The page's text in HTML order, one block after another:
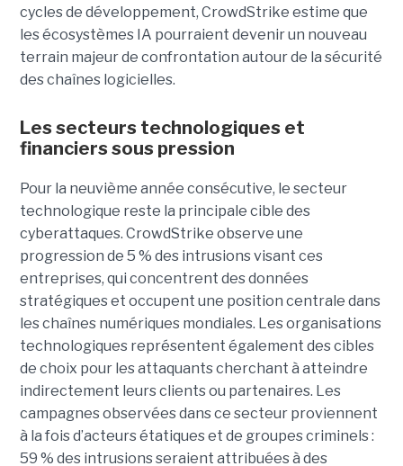
cycles de développement, CrowdStrike estime que
les écosystèmes IA pourraient devenir un nouveau
terrain majeur de confrontation autour de la sécurité
des chaînes logicielles.
Les secteurs technologiques et
financiers sous pression
Pour la neuvième année consécutive, le secteur
technologique reste la principale cible des
cyberattaques. CrowdStrike observe une
progression de 5 % des intrusions visant ces
entreprises, qui concentrent des données
stratégiques et occupent une position centrale dans
les chaînes numériques mondiales. Les organisations
technologiques représentent également des cibles
de choix pour les attaquants cherchant à atteindre
indirectement leurs clients ou partenaires. Les
campagnes observées dans ce secteur proviennent
à la fois d’acteurs étatiques et de groupes criminels :
59 % des intrusions seraient attribuées à des